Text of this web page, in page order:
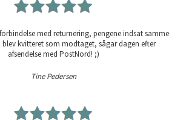
med returnering, pengene indsat samme
kvitteret som modtaget, sågar dagen efter
afsendelse med PostNord! ;)
Tine Pedersen